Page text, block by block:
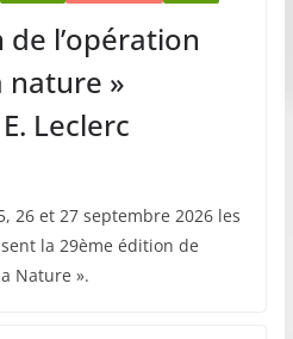
l’opération
nature »
Leclerc
26 et 27 septembre 2026 les
la 29ème édition de
Nature ».